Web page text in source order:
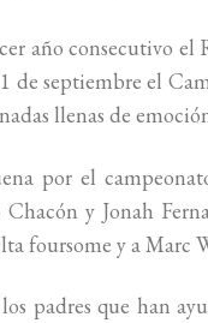
año consecutivo
de septiembre el
llenas de
por el
Chacón y Jonah
foursome y a Marc
padres que han